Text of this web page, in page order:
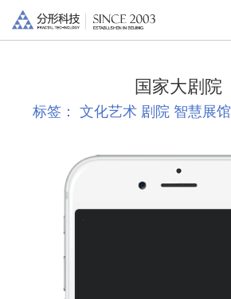
国家大剧院
标签： 文化艺术 剧院 智慧展馆